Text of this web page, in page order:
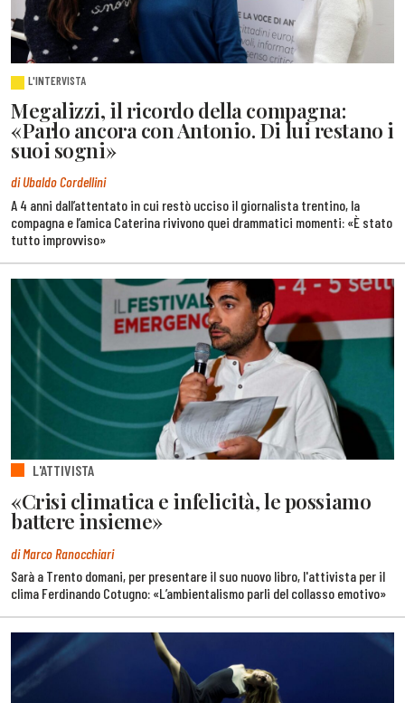
L'INTERVISTA
Megalizzi, il ricordo della compagna:
«Parlo ancora con Antonio. Di lui restano i
suoi sogni»
di Ubaldo Cordellini
A 4 anni dall’attentato in cui restò ucciso il giornalista trentino, la
compagna e l’amica Caterina rivivono quei drammatici momenti: «È stato
tutto improvviso»
L'ATTIVISTA
«Crisi climatica e infelicità, le possiamo
battere insieme»
di Marco Ranocchiari
Sarà a Trento domani, per presentare il suo nuovo libro, l'attivista per il
clima Ferdinando Cotugno: «L’ambientalismo parli del collasso emotivo»